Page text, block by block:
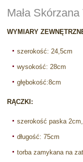
Mała
WYMIARY
szerokość: 24,5cm
wysokość: 28cm
głębokość:8cm
RĄCZKI:
szerokość paska 2cm,
długość: 75cm
torba zamykana na